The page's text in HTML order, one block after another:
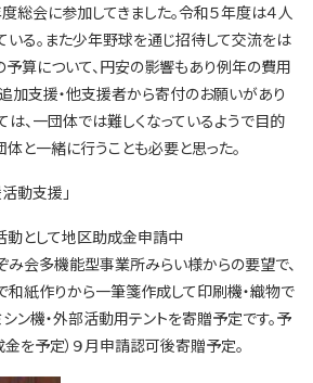
総会に参加してきました。令和５年度は４人
いる。また少年野球を通じ招待して交流をは
予算について、円安の影響もあり例年の費用
加支援・他支援者から寄付のお願いがあり
は、一団体では難しくなっているようで目的
と一緒に行うことも必要と思った。
動支援」
として地区助成金申請中
会多機能型事業所みらい様からの要望で、
紙作りから一筆箋作成して印刷機・織物で
ン機・外部活動用テントを寄贈予定です。予
金を予定）９月申請認可後寄贈予定。